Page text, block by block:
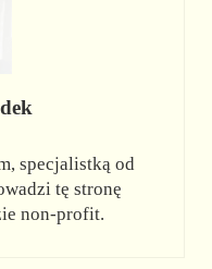
specjalistką od
tę stronę
non-profit.